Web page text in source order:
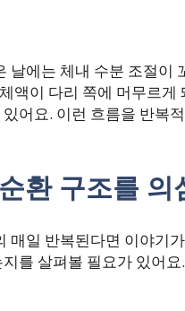
에는 체내 수분 조절이
액이 다리 쪽에 머무르게
어요. 이런 흐름을 반복
환 구조를 의
매일 반복된다면 이야기
를 살펴볼 필요가 있어요.